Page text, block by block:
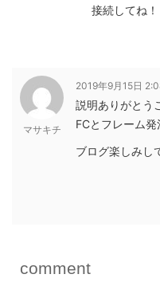
接続してね！
マサキチ
2019年9月15日
説明ありがとう
FCとフレーム発
ブログ楽しみし
comment